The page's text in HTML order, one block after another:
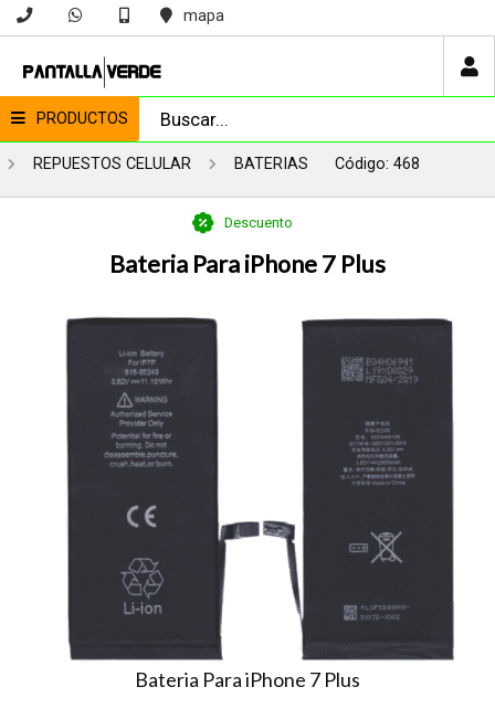
mapa
PRODUCTOS
REPUESTOS CELULAR BATERIAS Código: 468
Descuento
Bateria Para iPhone 7 Plus
Bateria Para iPhone 7 Plus